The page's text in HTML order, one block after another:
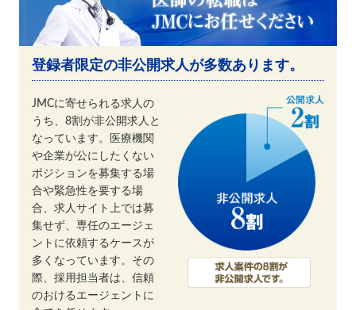
登録者限定の非公開求人が多数あります。
JMCに寄せられる求人の
うち、8割が非公開求人と
なっています。医療機関
や企業が公にしたくない
ポジションを募集する場
合や緊急性を要する場
合、求人サイト上では募
集せず、専任のエージェ
ントに依頼するケースが
多くなっています。その
際、採用担当者は、信頼
のおけるエージェントに